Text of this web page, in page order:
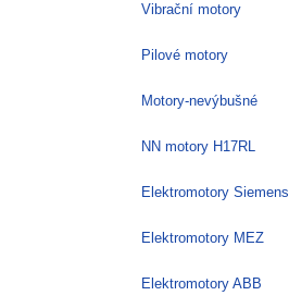
Vibrační motory
Pilové motory
Motory-nevýbušné
NN motory H17RL
Elektromotory Siemens
Elektromotory MEZ
Elektromotory ABB